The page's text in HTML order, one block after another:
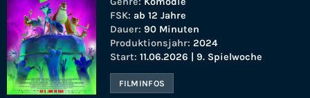
FSK: ab 12 Jahre
Dauer: 90 Minuten
Produktionsjahr: 2024
Start: 11.06.2026 | 9. Spielwoche
FILMINFOS